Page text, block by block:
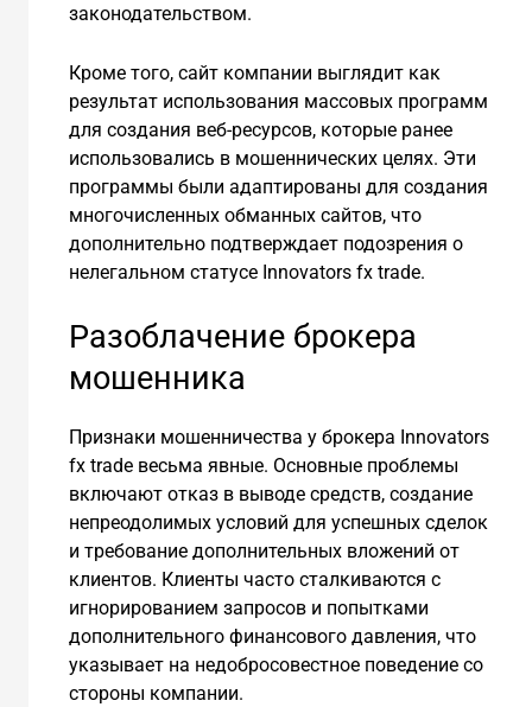
законодательством.
Кроме того, сайт компании выглядит как
результат использования массовых программ
для создания веб-ресурсов, которые ранее
использовались в мошеннических целях. Эти
программы были адаптированы для создания
многочисленных обманных сайтов, что
дополнительно подтверждает подозрения о
нелегальном статусе Innovators fx trade.
Разоблачение брокера
мошенника
Признаки мошенничества у брокера Innovators
fx trade весьма явные. Основные проблемы
включают отказ в выводе средств, создание
непреодолимых условий для успешных сделок
и требование дополнительных вложений от
клиентов. Клиенты часто сталкиваются с
игнорированием запросов и попытками
дополнительного финансового давления, что
указывает на недобросовестное поведение со
стороны компании.